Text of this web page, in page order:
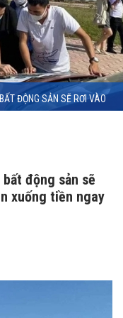
ĐỘNG SẢN SẼ RƠI VÀO
hội
động sản sẽ
xuống tiền ngay